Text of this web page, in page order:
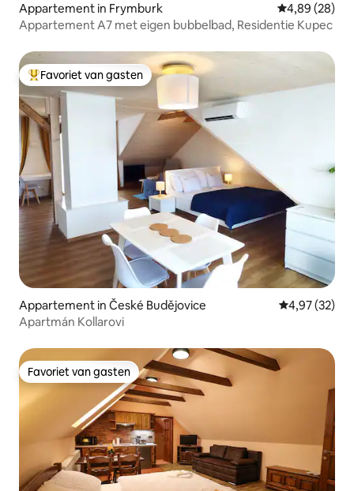
Appartement in Frymburk Gemiddelde
4,89 (28)
Appartement A7 met eigen bubbelbad, Residentie Kupec
Topfavoriet van gasten
Favoriet van gasten
Appartement in České Budějovice Gemiddelde
4,97 (32)
Apartmán Kollarovi
Favoriet van gasten
Favoriet van gasten